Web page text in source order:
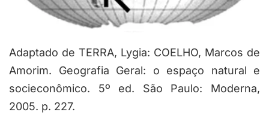
Adaptado de TERRA, Lygia: COELHO, Marcos de
Amorim. Geografia Geral: o espaço natural e
socieconômico. 5º ed. São Paulo: Moderna,
2005. p. 227.